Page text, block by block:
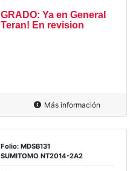
GRADO: Ya en General
Teran! En revision
Más información
Folio: MDSB131
SUMITOMO NT2014-2A2